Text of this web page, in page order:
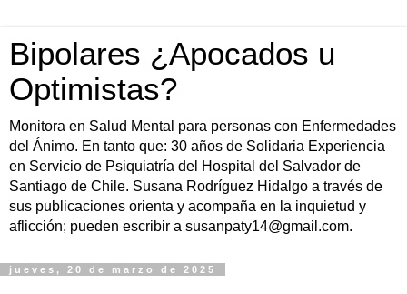
Bipolares ¿Apocados u
Optimistas?
Monitora en Salud Mental para personas con Enfermedades
del Ánimo. En tanto que: 30 años de Solidaria Experiencia
en Servicio de Psiquiatría del Hospital del Salvador de
Santiago de Chile. Susana Rodríguez Hidalgo a través de
sus publicaciones orienta y acompaña en la inquietud y
aflicción; pueden escribir a susanpaty14@gmail.com.
jueves, 20 de marzo de 2025